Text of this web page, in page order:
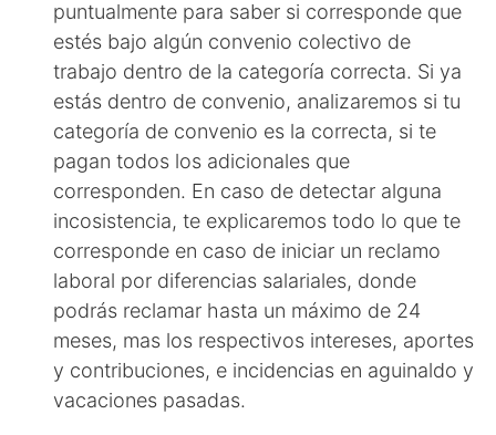
puntualmente para saber si corresponde que
estés bajo algún convenio colectivo de
trabajo dentro de la categoría correcta. Si ya
estás dentro de convenio, analizaremos si tu
categoría de convenio es la correcta, si te
pagan todos los adicionales que
corresponden. En caso de detectar alguna
incosistencia, te explicaremos todo lo que te
corresponde en caso de iniciar un reclamo
laboral por diferencias salariales, donde
podrás reclamar hasta un máximo de 24
meses, mas los respectivos intereses, aportes
y contribuciones, e incidencias en aguinaldo y
vacaciones pasadas.